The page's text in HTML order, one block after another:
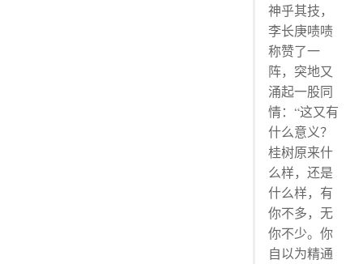
神乎其技，
李长庚啧啧
称赞了一
阵，突地又
涌起一股同
情：“这又有
什么意义？
桂树原来什
么样，还是
什么样，有
你不多，无
你不少。你
自以为精通